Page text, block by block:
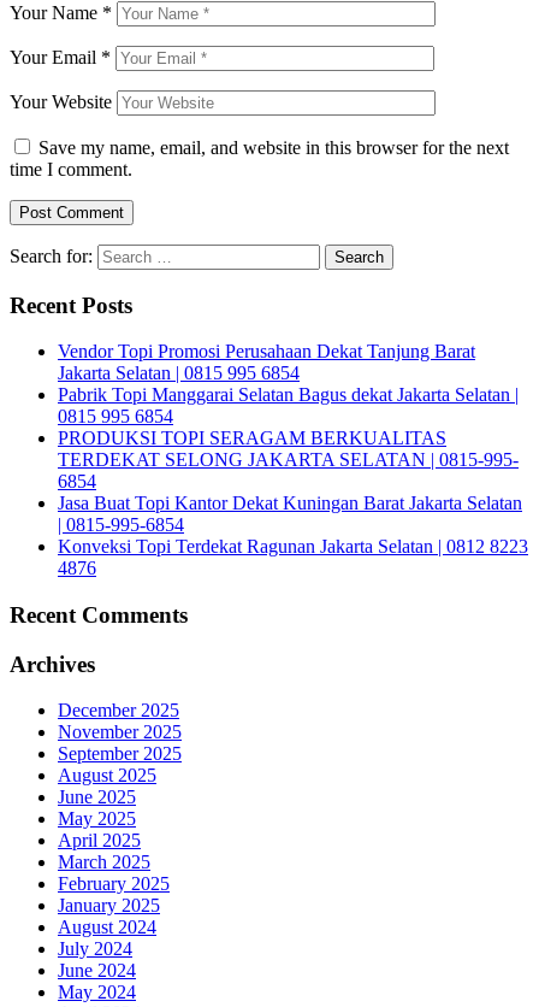
Your Name *
Your Email *
Your Website
Save my name, email, and website in this browser for the next
time I comment.
Search for:
Recent Posts
Vendor Topi Promosi Perusahaan Dekat Tanjung Barat
Jakarta Selatan | 0815 995 6854
Pabrik Topi Manggarai Selatan Bagus dekat Jakarta Selatan |
0815 995 6854
PRODUKSI TOPI SERAGAM BERKUALITAS
TERDEKAT SELONG JAKARTA SELATAN | 0815-995-
6854
Jasa Buat Topi Kantor Dekat Kuningan Barat Jakarta Selatan
| 0815-995-6854
Konveksi Topi Terdekat Ragunan Jakarta Selatan | 0812 8223
4876
Recent Comments
Archives
December 2025
November 2025
September 2025
August 2025
June 2025
May 2025
April 2025
March 2025
February 2025
January 2025
August 2024
July 2024
June 2024
May 2024